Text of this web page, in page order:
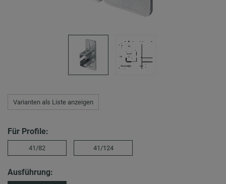
Varianten als Liste anzeigen
Für Profile:
41/82 41/124
Ausführung: